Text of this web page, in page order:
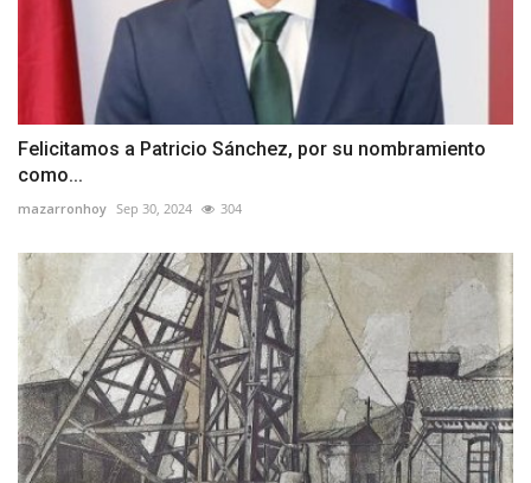
Felicitamos a Patricio Sánchez, por su nombramiento
como...
mazarronhoy Sep 30, 2024 304